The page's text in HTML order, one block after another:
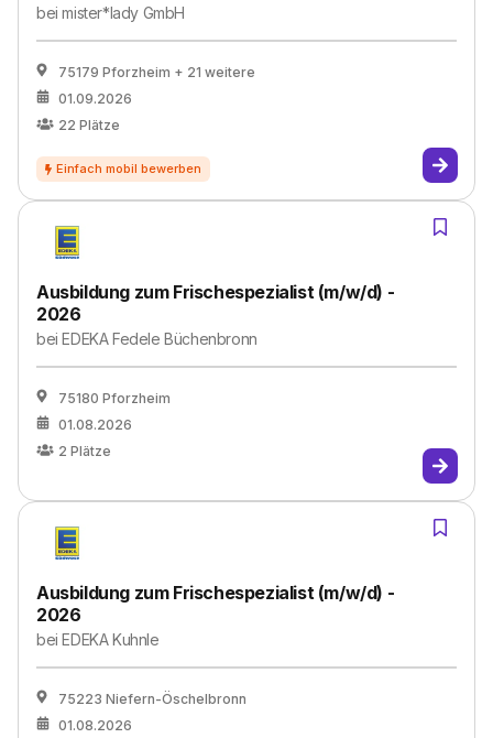
beimister*lady GmbH
75179 Pforzheim + 21 weitere
01.09.2026
22 Plätze
Ausbildung zum Frischespezialist (m/w/d) -
2026
beiEDEKA Fedele Büchenbronn
75180 Pforzheim
01.08.2026
2 Plätze
Ausbildung zum Frischespezialist (m/w/d) -
2026
beiEDEKA Kuhnle
75223 Niefern-Öschelbronn
01.08.2026